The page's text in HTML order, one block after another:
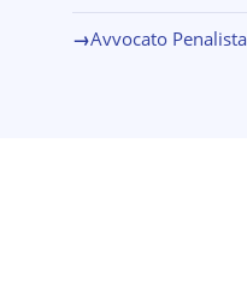
→Avvocato